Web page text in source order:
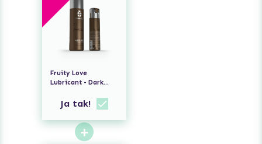
Fruity Love
Lubricant - Dark
Ja tak!
+